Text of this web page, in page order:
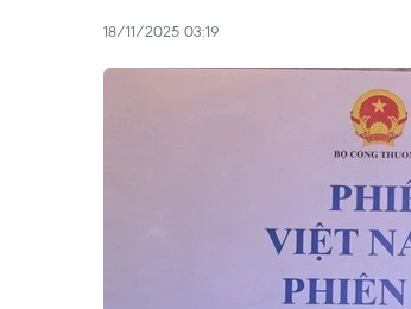
18/11/2025 03:19